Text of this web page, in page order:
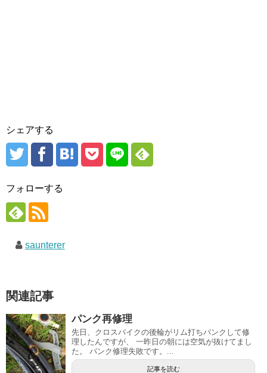
シェアする
フォローする
saunterer
関連記事
パンク再修理
先日、クロスバイクの後輪がリム打ちパンクして修
理したんですが、 一昨日の朝には空気が抜けてまし
た。 パンク修理失敗です。...
記事を読む